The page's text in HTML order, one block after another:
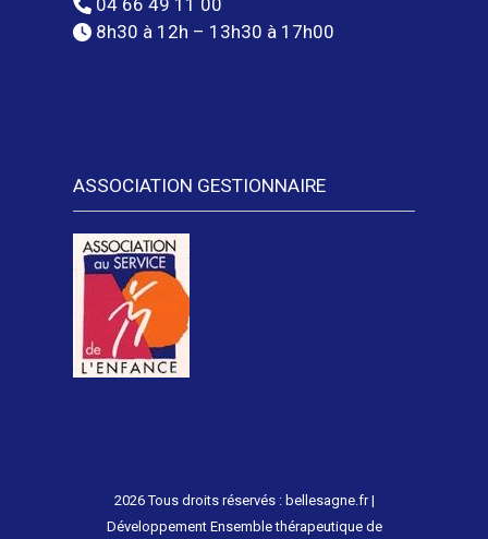
04 66 49 11 00
8h30 à 12h – 13h30 à 17h00
ASSOCIATION GESTIONNAIRE
2026 Tous droits réservés : bellesagne.fr |
Développement Ensemble thérapeutique de